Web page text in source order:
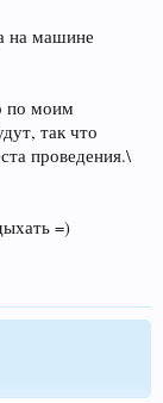
на машине
по моим
так что
проведения.\
=)